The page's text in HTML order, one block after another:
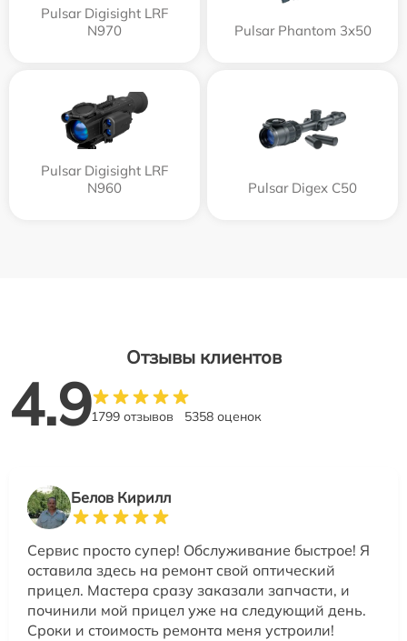
Pulsar Digisight LRF
N970
Pulsar Phantom 3x50
Pulsar Digisight LRF
N960
Pulsar Digex C50
Отзывы клиентов
4.91799 отзывов 5358 оценок
Белов Кирилл
Сервис просто супер! Обслуживание быстрое! Я
оставила здесь на ремонт свой оптический
прицел. Мастера сразу заказали запчасти, и
починили мой прицел уже на следующий день.
Сроки и стоимость ремонта меня устроили!